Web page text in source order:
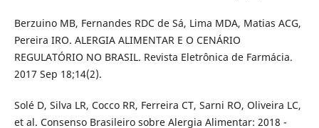
Berzuino MB, Fernandes RDC de Sá, Lima MDA, Matias ACG,
Pereira IRO. ALERGIA ALIMENTAR E O CENÁRIO
REGULATÓRIO NO BRASIL. Revista Eletrônica de Farmácia.
2017 Sep 18;14(2).
Solé D, Silva LR, Cocco RR, Ferreira CT, Sarni RO, Oliveira LC,
et al. Consenso Brasileiro sobre Alergia Alimentar: 2018 -